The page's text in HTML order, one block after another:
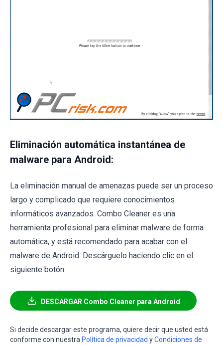
Eliminación automática instantánea de
malware para Android:
La eliminación manual de amenazas puede ser un proceso
largo y complicado que requiere conocimientos
informáticos avanzados. Combo Cleaner es una
herramienta profesional para eliminar malware de forma
automática, y está recomendado para acabar con el
malware de Android. Descárguelo haciendo clic en el
siguiente botón:
DESCARGAR Combo Cleaner para Android
Si decide descargar este programa, quiere decir que usted está
conforme con nuestra Política de privacidad yCondiciones de